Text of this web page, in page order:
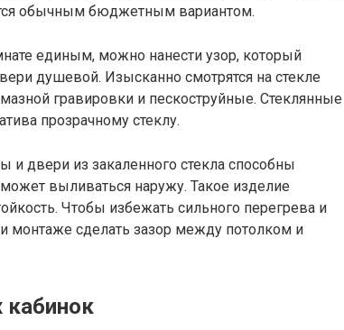
обычным бюджетным вариантом.
единым, можно нанести узор, который
душевой. Изысканно смотрятся на стекле
гравировки и пескоструйные. Стеклянные
прозрачному стеклу.
и двери из закаленного стекла способны
выливаться наружу. Такое изделие
Чтобы избежать сильного перегрева и
монтаже сделать зазор между потолком и